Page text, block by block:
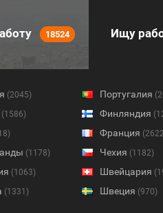
18524 Ищу
(2045)
(1586)
(1178)
(1063)
(1331)
Португалия
Финляндия
Франция
Чехия (1182)
Швейцария
Швеция (970)